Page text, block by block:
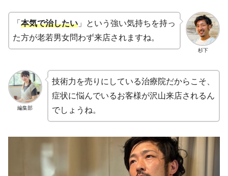
杉下
「 本気で治したい 」という強い気持ちを持っ
た方が老若男女問わず来店されますね。
編集部
技術力を売りにしている治療院だからこそ、
症状に悩んでいるお客様が沢山来店されるん
でしょうね。